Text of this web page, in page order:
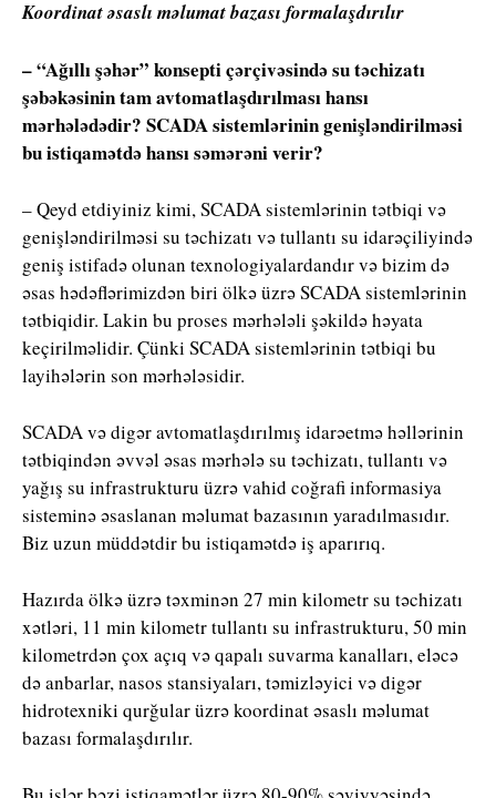
Koordinat əsaslı məlumat bazası formalaşdırılır
– “Ağıllı şəhər” konsepti çərçivəsində su təchizatı
şəbəkəsinin tam avtomatlaşdırılması hansı
mərhələdədir? SCADA sistemlərinin genişləndirilməsi
bu istiqamətdə hansı səmərəni verir?
– Qeyd etdiyiniz kimi, SCADA sistemlərinin tətbiqi və
genişləndirilməsi su təchizatı və tullantı su idarəçiliyində
geniş istifadə olunan texnologiyalardandır və bizim də
əsas hədəflərimizdən biri ölkə üzrə SCADA sistemlərinin
tətbiqidir. Lakin bu proses mərhələli şəkildə həyata
keçirilməlidir. Çünki SCADA sistemlərinin tətbiqi bu
layihələrin son mərhələsidir.
SCADA və digər avtomatlaşdırılmış idarəetmə həllərinin
tətbiqindən əvvəl əsas mərhələ su təchizatı, tullantı və
yağış su infrastrukturu üzrə vahid coğrafi informasiya
sisteminə əsaslanan məlumat bazasının yaradılmasıdır.
Biz uzun müddətdir bu istiqamətdə iş aparırıq.
Hazırda ölkə üzrə təxminən 27 min kilometr su təchizatı
xətləri, 11 min kilometr tullantı su infrastrukturu, 50 min
kilometrdən çox açıq və qapalı suvarma kanalları, eləcə
də anbarlar, nasos stansiyaları, təmizləyici və digər
hidrotexniki qurğular üzrə koordinat əsaslı məlumat
bazası formalaşdırılır.